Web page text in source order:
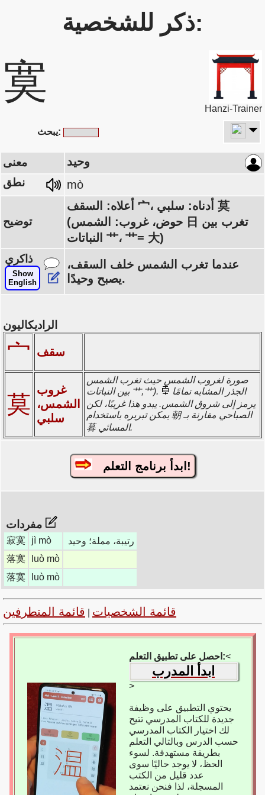
ذكر للشخصية:
寞
Hanzi-Trainer
يبحث:
معنى وحيد
نطق mò
توضيح
أعلاه: السقف 宀، أدناه: سلبي 莫
(حوض، غروب: الشمس 日 تغرب بين
النباتات 艹، 艹= 大)
ذاكري
Show
English
عندما تغرب الشمس خلف السقف،
يصبح وحيدًا.
الراديكاليون
宀 سقف
莫
غروب
الشمس،
سلبي
صورة لغروب الشمس حيث تغرب الشمس
بين النباتات 艹,艹). الجذر المشابه تمامًا
يرمز إلى شروق الشمس. يبدو هذا غريبًا، لكن
يمكن تبريره باستخدام 朝 الصباحي مقارنة بـ
暮 المسائي.
ابدأ برنامج التعلم!
寂寞 jì mò
رتيبة، مملة؛ وحيد
落寞
luò mò
落寞
luò mò
قائمة الشخصيات قائمة المتطرفين
احصل على تطبيق التعلم:<
ابدأ المدرب
>
يحتوي التطبيق على وظيفة
جديدة للكتاب المدرسي تتيح
لك اختيار الكتاب المدرسي
حسب الدرس وبالتالي التعلم
بطريقة مستهدفة. لسوء
الحظ، لا يوجد حاليًا سوى
عدد قليل من الكتب
المسجلة، لذا فنحن نعتمد